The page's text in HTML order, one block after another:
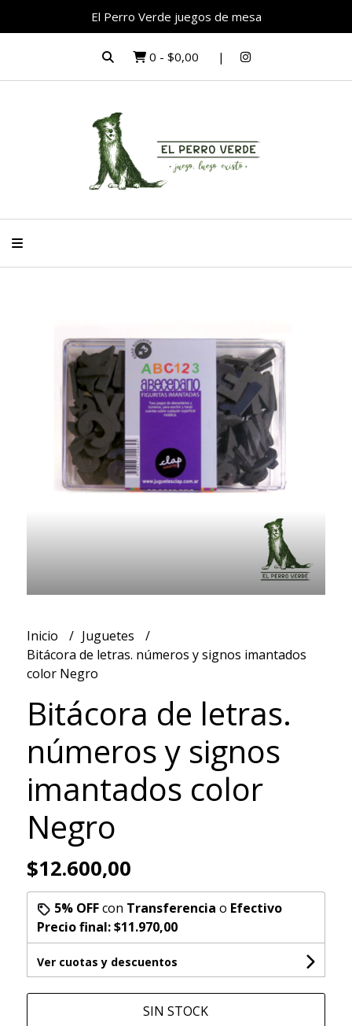
El Perro Verde juegos de mesa
0 - $0,00
Inicio
Juguetes
Bitácora de letras. números y signos imantados
color Negro
Bitácora de letras.
números y signos
imantados color
Negro
$12.600,00
5% OFFcon Transferencia o Efectivo
Precio final:$11.970,00
Ver cuotas y descuentos
SIN STOCK